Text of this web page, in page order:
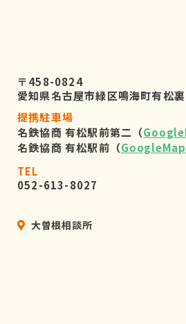
〒458-0824
愛知県名古屋市緑区鳴海町有松
提携駐車場
名鉄協商 有松駅前第二（
名鉄協商 有松駅前（GoogleMap
TEL
052-613-8027
大曽根相談所